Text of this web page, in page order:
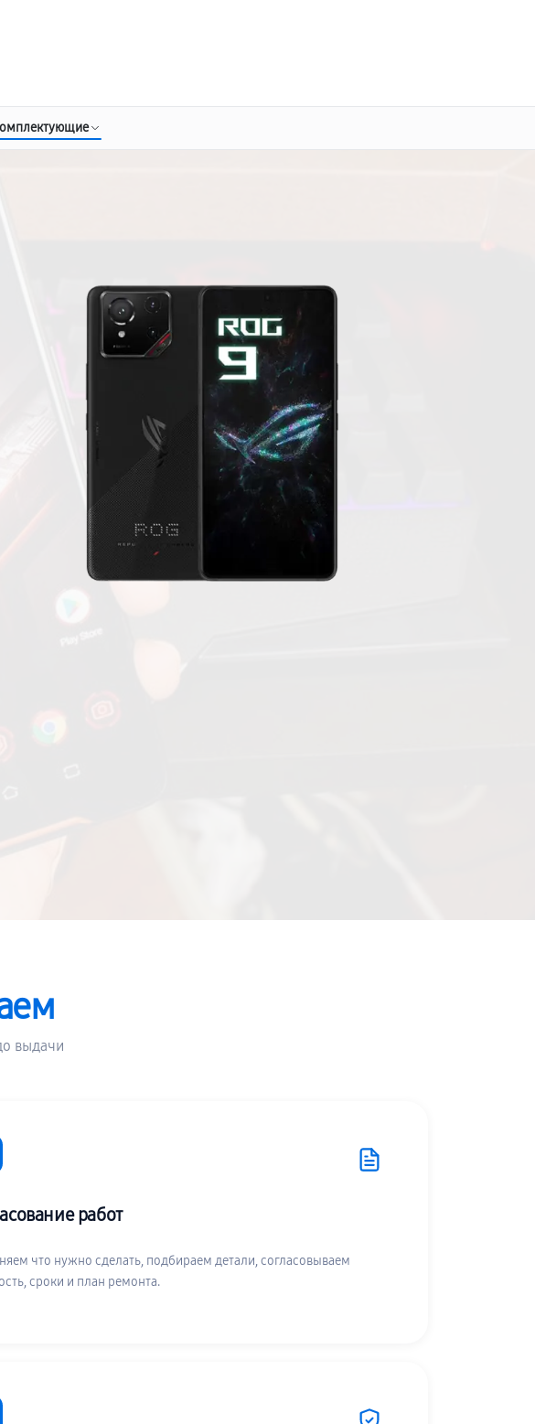
выдачи
работ
что нужно сделать, подбираем детали, согласовываем
сроки и план ремонта.